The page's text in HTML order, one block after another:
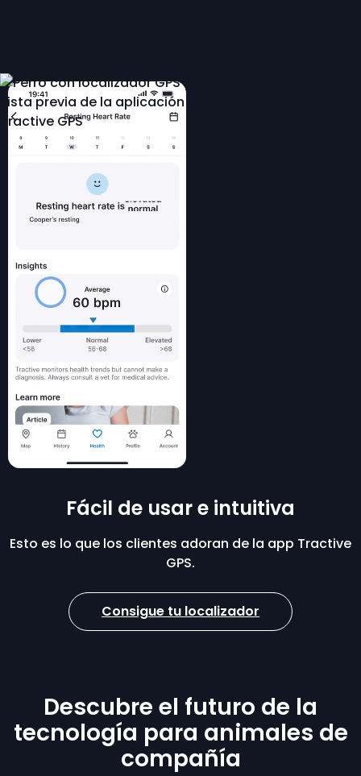
Fácil de usar e intuitiva
Esto es lo que los clientes adoran de la app Tractive
GPS.
Consigue tu localizador
Descubre el futuro de la
tecnología para animales de
compañía